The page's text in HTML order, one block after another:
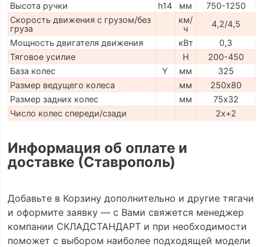
Высота ручки
h14 мм
750-1250
Скорость движения с грузом/без
груза
км/
ч
4,2/4,5
Мощность двигателя движения
кВт
0,3
Тяговое усилие
H
200-450
База колес
Y мм
325
Размер ведущего колеса
мм
250х80
Размер задних колес
мм
75х32
Число колес спереди/сзади
2х+2
Информация об оплате и
доставке (Ставрополь)
Добавьте в Корзину дополнительно и другие тягачи
и оформите заявку — с Вами свяжется менеджер
компании СКЛАДСТАНДАРТ и при необходимости
поможет с выбором наиболее подходящей модели